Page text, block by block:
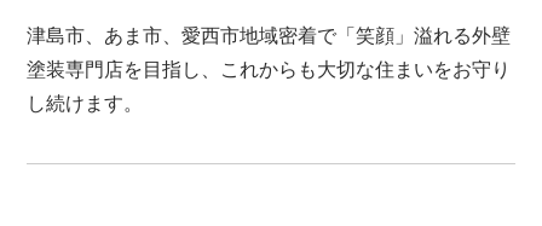
津島市、あま市、愛西市地域密着で「笑顔」溢れる外壁
塗装専門店を目指し、これからも大切な住まいをお守り
し続けます。